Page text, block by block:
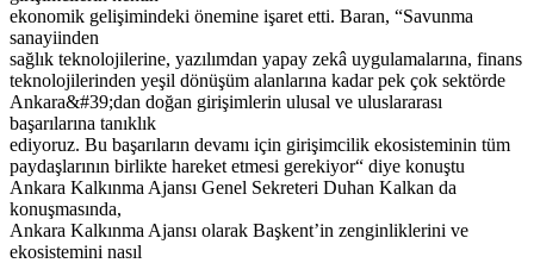
ekonomik gelişimindeki önemine işaret etti. Baran, “Savunma
sanayiinden
sağlık teknolojilerine, yazılımdan yapay zekâ uygulamalarına, finans
teknolojilerinden yeşil dönüşüm alanlarına kadar pek çok sektörde
Ankara&#39;dan doğan girişimlerin ulusal ve uluslararası
başarılarına tanıklık
ediyoruz. Bu başarıların devamı için girişimcilik ekosisteminin tüm
paydaşlarının birlikte hareket etmesi gerekiyor“ diye konuştu
Ankara Kalkınma Ajansı Genel Sekreteri Duhan Kalkan da
konuşmasında,
Ankara Kalkınma Ajansı olarak Başkent’in zenginliklerini ve
ekosistemini nasıl